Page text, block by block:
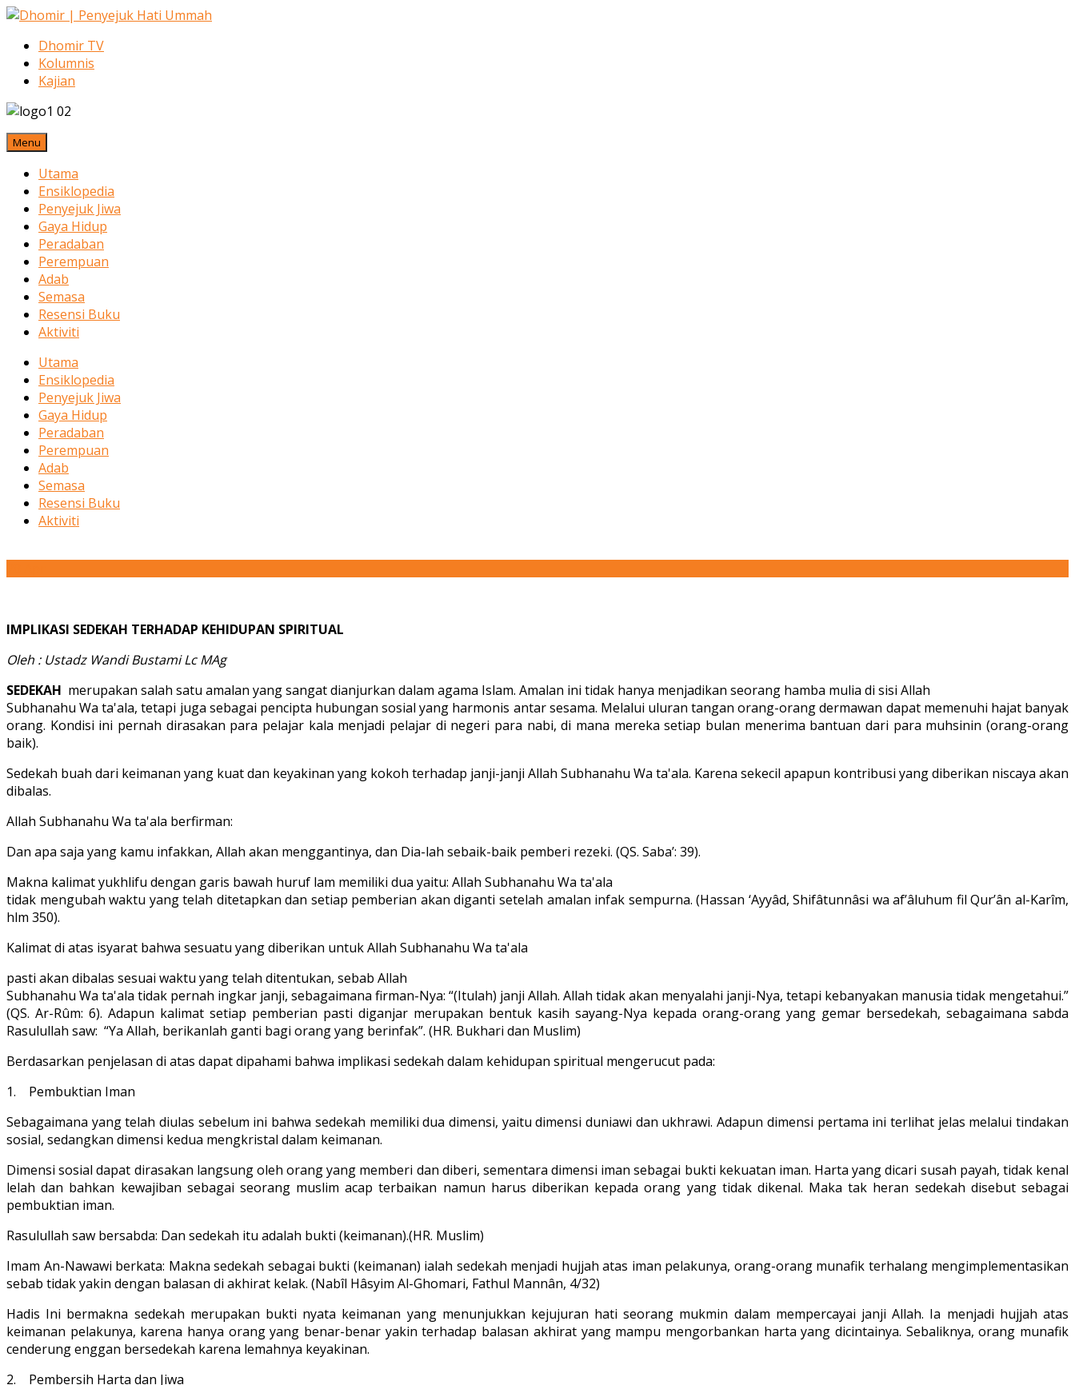
Dhomir TV
Kolumnis
Kajian
Menu
Utama
Ensiklopedia
Penyejuk Jiwa
Gaya Hidup
Peradaban
Perempuan
Adab
Semasa
Resensi Buku
Aktiviti
Utama
Ensiklopedia
Penyejuk Jiwa
Gaya Hidup
Peradaban
Perempuan
Adab
Semasa
Resensi Buku
Aktiviti
IMPLIKASI SEDEKAH TERHADAP KEHIDUPAN SPIRITUAL
Oleh : Ustadz Wandi Bustami Lc MAg
SEDEKAH merupakan salah satu amalan yang sangat dianjurkan dalam agama Islam. Amalan ini tidak hanya menjadikan seorang hamba mulia di sisi Allah
Subhanahu Wa ta'ala, tetapi juga sebagai pencipta hubungan sosial yang harmonis antar sesama. Melalui uluran tangan orang-orang dermawan dapat memenuhi hajat banyak
orang. Kondisi ini pernah dirasakan para pelajar kala menjadi pelajar di negeri para nabi, di mana mereka setiap bulan menerima bantuan dari para muhsinin (orang-orang
baik).
Sedekah buah dari keimanan yang kuat dan keyakinan yang kokoh terhadap janji-janji Allah Subhanahu Wa ta'ala. Karena sekecil apapun kontribusi yang diberikan niscaya akan
dibalas.
Allah Subhanahu Wa ta'ala berfirman:
Dan apa saja yang kamu infakkan, Allah akan menggantinya, dan Dia-lah sebaik-baik pemberi rezeki. (QS. Saba’: 39).
Makna kalimat yukhlifu dengan garis bawah huruf lam memiliki dua yaitu: Allah Subhanahu Wa ta'ala
tidak mengubah waktu yang telah ditetapkan dan setiap pemberian akan diganti setelah amalan infak sempurna. (Hassan ‘Ayyâd, Shifâtunnâsi wa af’âluhum fil Qur’ân al-Karîm,
hlm 350).
Kalimat di atas isyarat bahwa sesuatu yang diberikan untuk Allah Subhanahu Wa ta'ala
pasti akan dibalas sesuai waktu yang telah ditentukan, sebab Allah
Subhanahu Wa ta'ala tidak pernah ingkar janji, sebagaimana firman-Nya: “(Itulah) janji Allah. Allah tidak akan menyalahi janji-Nya, tetapi kebanyakan manusia tidak mengetahui.”
(QS. Ar-Rûm: 6). Adapun kalimat setiap pemberian pasti diganjar merupakan bentuk kasih sayang-Nya kepada orang-orang yang gemar bersedekah, sebagaimana sabda
Rasulullah saw: “Ya Allah, berikanlah ganti bagi orang yang berinfak”. (HR. Bukhari dan Muslim)
Berdasarkan penjelasan di atas dapat dipahami bahwa implikasi sedekah dalam kehidupan spiritual mengerucut pada:
1. Pembuktian Iman
Sebagaimana yang telah diulas sebelum ini bahwa sedekah memiliki dua dimensi, yaitu dimensi duniawi dan ukhrawi. Adapun dimensi pertama ini terlihat jelas melalui tindakan
sosial, sedangkan dimensi kedua mengkristal dalam keimanan.
Dimensi sosial dapat dirasakan langsung oleh orang yang memberi dan diberi, sementara dimensi iman sebagai bukti kekuatan iman. Harta yang dicari susah payah, tidak kenal
lelah dan bahkan kewajiban sebagai seorang muslim acap terbaikan namun harus diberikan kepada orang yang tidak dikenal. Maka tak heran sedekah disebut sebagai
pembuktian iman.
Rasulullah saw bersabda: Dan sedekah itu adalah bukti (keimanan).(HR. Muslim)
Imam An-Nawawi berkata: Makna sedekah sebagai bukti (keimanan) ialah sedekah menjadi hujjah atas iman pelakunya, orang-orang munafik terhalang mengimplementasikan
sebab tidak yakin dengan balasan di akhirat kelak. (Nabîl Hâsyim Al-Ghomari, Fathul Mannân, 4/32)
Hadis Ini bermakna sedekah merupakan bukti nyata keimanan yang menunjukkan kejujuran hati seorang mukmin dalam mempercayai janji Allah. Ia menjadi hujjah atas
keimanan pelakunya, karena hanya orang yang benar-benar yakin terhadap balasan akhirat yang mampu mengorbankan harta yang dicintainya. Sebaliknya, orang munafik
cenderung enggan bersedekah karena lemahnya keyakinan.
2. Pembersih Harta dan Jiwa